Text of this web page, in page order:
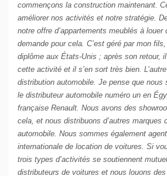
commençons la construction maintenant.
améliorer nos activités et notre stratégie.
notre offre d’appartements meublés à
demande pour cela. C’est géré par mon
diplôme aux États-Unis ; après son retour,
cette activité et il s’en sort très bien.
distribution automobile. Je pense que nous
le distributeur automobile numéro un en
française Renault. Nous avons des
cela, et nous distribuons d’autres marques
automobile. Nous sommes également
internationale de location de voitures. Si
trois types d’activités se soutiennent
distributeurs de voitures et nous louons